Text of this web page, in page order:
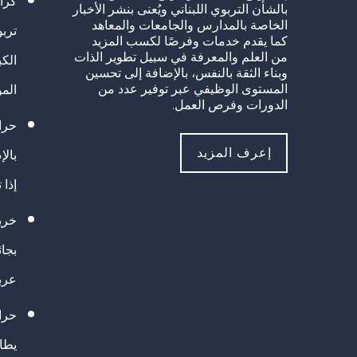
بالشأن التربوي اللبناني ويُعنى بنشر الأخبار
الخاصة بالمدارس والجامعات والمعاهد
كما يقدم خدمات وفرصًا لكسب المزيد
من العلم والمعرفة في سبيل تطوير الذات
وبناء الثقة بالنفس، بالإضافة إلى تحسين
المستوى الوظيفي عبر توفير عدد من
الدورات وفرص العمل.
إعرف المزيد